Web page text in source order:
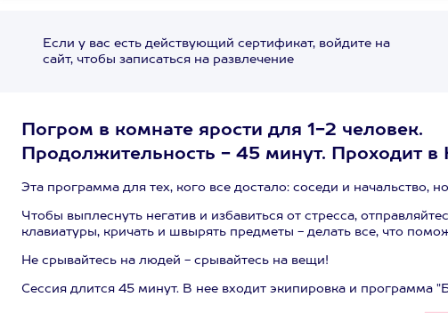
Если у вас есть действующий сертификат, войдите на
сайт, чтобы записаться на развлечение
Погром в комнате ярости для 1-2 человек.
Продолжительность - 45 минут. Проходит в
Эта программа для тех, кого все достало: соседи и начальство,
Чтобы выплеснуть негатив и избавиться от стресса,
клавиатуры, кричать и швырять предметы - делать все, что
Не срывайтесь на людей - срывайтесь на вещи!
Сессия длится 45 минут. В нее входит экипировка и программа